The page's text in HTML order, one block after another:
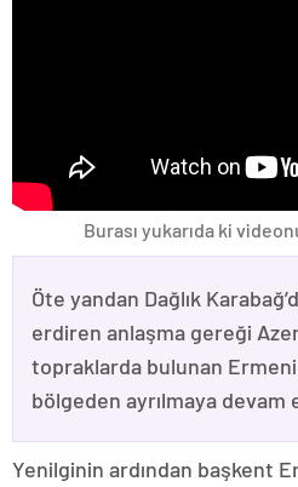
Burası yukarıda ki
Öte yandan Dağlık
erdiren anlaşma gereği
topraklarda bulunan
bölgeden ayrılmaya devam
Yenilginin ardından başkent